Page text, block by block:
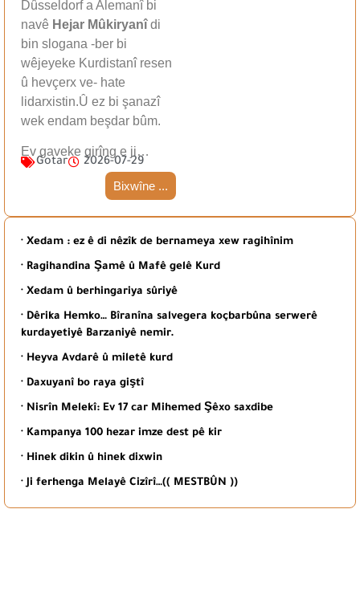
Dûsseldorf a Alemanî bi
navê Hejar Mûkiryanîdi
bin slogana -ber bi
wêjeyeke Kurdistanî resen
û hevçerx ve- hate
lidarxistin.Û ez bi şanazî
wek endam beşdar bûm.
Ev gaveke girîng e ji…
Gotar 2026-07-29
Bixwîne ...
· Xedam : ez ê di nêzîk de bernameya xew ragihînim
· Ragihandina Şamê û Mafê gelê Kurd
· Xedam û berhingariya sûriyê
· Dêrika Hemko… Bîranîna salvegera koçbarbûna serwerê
kurdayetiyê Barzaniyê nemir.
· Heyva Avdarê û miletê kurd
· Daxuyanî bo raya giştî
· Nisrîn Melekî: Ev 17 car Mihemed Şêxo saxdibe
· Kampanya 100 hezar imze dest pê kir
· Hinek dikin û hinek dixwin
· Ji ferhenga Melayê Cizîrî…(( MESTBÛN ))